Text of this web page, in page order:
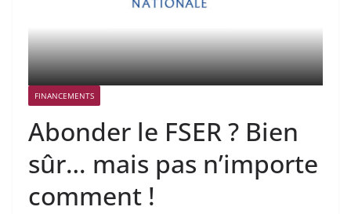
FINANCEMENTS
Abonder le FSER ? Bien
sûr… mais pas n’importe
comment !